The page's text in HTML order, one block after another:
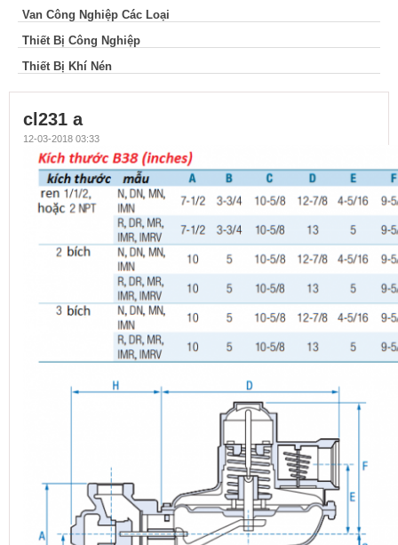
Van Công Nghiệp Các Loại
Thiết Bị Công Nghiệp
Thiết Bị Khí Nén
cl231 a
12-03-2018 03:33